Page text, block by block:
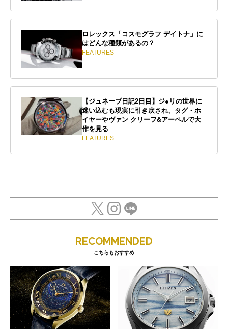
ロレックス「コスモグラフ デイトナ」に
はどんな種類があるの？
FEATURES
【ジュネーブ日記2日目】ジ●リの世界に
迷い込むも現実に引き戻され、タグ・ホ
イヤーやヴァン クリーフ&アーペルで大
作を見る
FEATURES
RECOMMENDED
こちらもおすすめ